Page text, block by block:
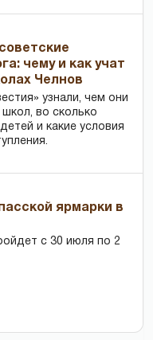
чему и как учат
Челнов
узнали, чем они
во сколько
и какие условия
ярмарки в
с 30 июля по 2